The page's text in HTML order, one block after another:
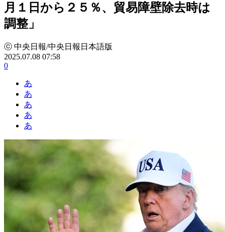
月１日から２５％、貿易障壁除去時は
調整」
ⓒ 中央日報/中央日報日本語版
2025.07.08 07:58
0
あ
あ
あ
あ
あ